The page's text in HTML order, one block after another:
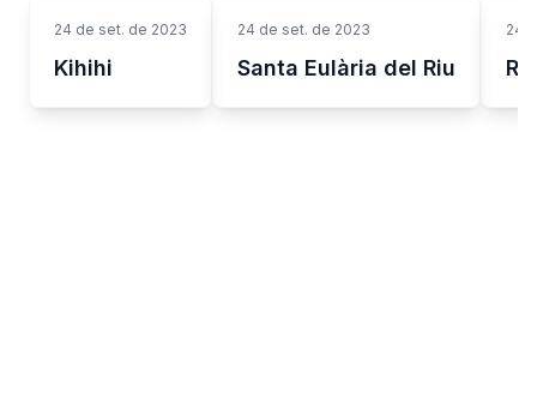
24 de set. de 2023
Kihihi
24 de set. de 2023
Santa Eulària del Riu
24